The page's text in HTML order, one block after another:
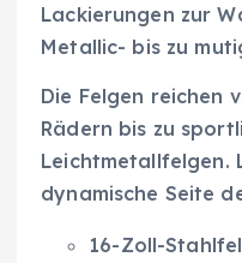
Lackierungen zur
Metallic- bis zu
Die Felgen reichen
Rädern bis zu
Leichtmetallfelgen.
dynamische Seite
16-Zoll-